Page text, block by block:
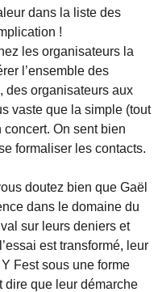
dans la liste des
!
les organisateurs la
l’ensemble des
des organisateurs aux
vaste que la simple (tout
On sent bien
formaliser les contacts.
doutez bien que Gaël
dans le domaine du
sur leurs deniers et
est transformé, leur
Fest sous une forme
dire que leur démarche